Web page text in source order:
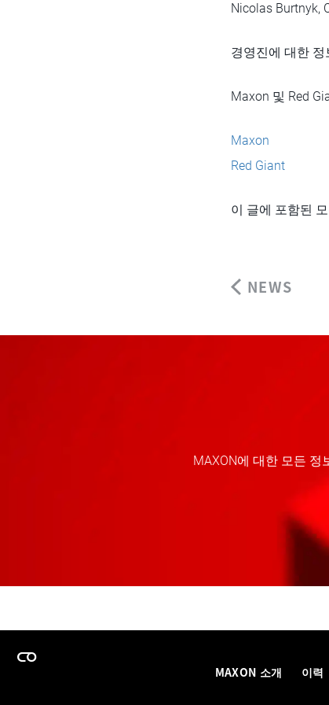
Nicolas Burtnyk,
경영진에 대한
Maxon 및 Red
Maxon
Red Giant
이 글에 포함된
NEWS
MAXON에 대한 모든
MAXON 소개 이력